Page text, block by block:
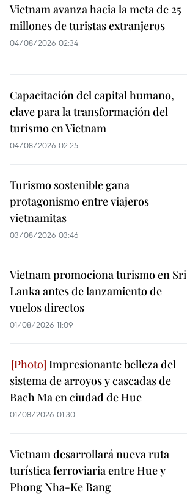
Vietnam avanza hacia la meta de 25
millones de turistas extranjeros
04/08/2026 02:34
Capacitación del capital humano,
clave para la transformación del
turismo en Vietnam
04/08/2026 02:25
Turismo sostenible gana
protagonismo entre viajeros
vietnamitas
03/08/2026 03:46
Vietnam promociona turismo en Sri
Lanka antes de lanzamiento de
vuelos directos
01/08/2026 11:09
Impresionante belleza del
sistema de arroyos y cascadas de
Bach Ma en ciudad de Hue
01/08/2026 01:30
Vietnam desarrollará nueva ruta
turística ferroviaria entre Hue y
Phong Nha-Ke Bang